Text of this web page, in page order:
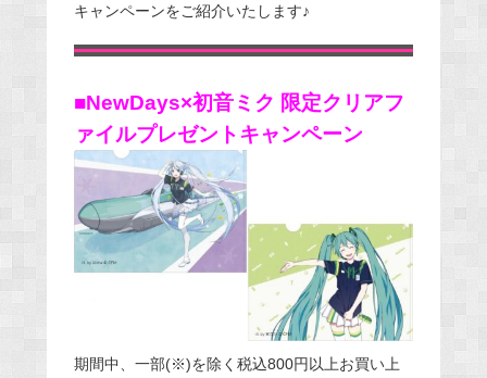
キャンペーンをご紹介いたします♪
■NewDays×初音ミク 限定クリアフ
ァイルプレゼントキャンペーン
期間中、一部(※)を除く税込800円以上お買い上